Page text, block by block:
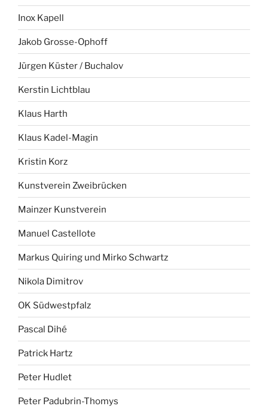
Inox Kapell
Jakob Grosse-Ophoff
Jürgen Küster / Buchalov
Kerstin Lichtblau
Klaus Harth
Klaus Kadel-Magin
Kristin Korz
Kunstverein Zweibrücken
Mainzer Kunstverein
Manuel Castellote
Markus Quiring und Mirko Schwartz
Nikola Dimitrov
OK Südwestpfalz
Pascal Dihé
Patrick Hartz
Peter Hudlet
Peter Padubrin-Thomys